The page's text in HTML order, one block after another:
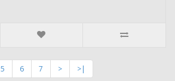
5 6 7 >
>|